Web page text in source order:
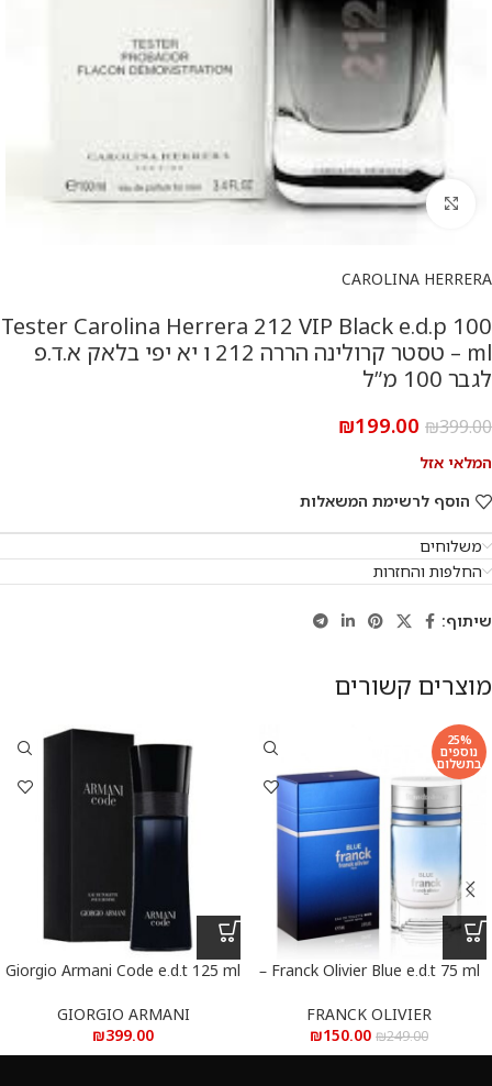
להגדלת התמונה
CAROLINA HERRERA
Tester Carolina Herrera 212 VIP Black e.d.p 100
ml – טסטר קרולינה הררה 212 ו יא יפי בלאק א.ד.פ
לגבר 100 מ”ל
₪399.00
₪199.00
המלאי אזל
הוסף לרשימת המשאלות
משלוחים
החלפות והחזרות
שיתוף:
מוצרים קשורים
25%
נוספים
בתשלום
Franck Olivier Blue e.d.t 75 ml –
FRANCK OLIVIER
₪249.00
₪150.00
Giorgio Armani Code e.d.t 125 ml
GIORGIO ARMANI
₪399.00